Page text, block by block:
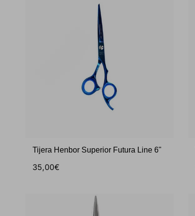
Tijera Henbor Superior Futura Line 6"
35,00€